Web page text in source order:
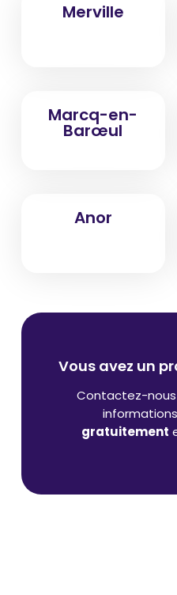
Merville
Marcq-en-
Barœul
Anor
Vous avez un
Contactez-
gratuitement